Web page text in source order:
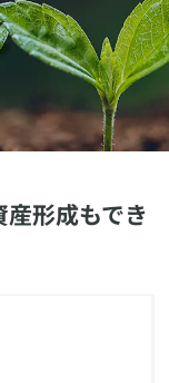
形成もでき